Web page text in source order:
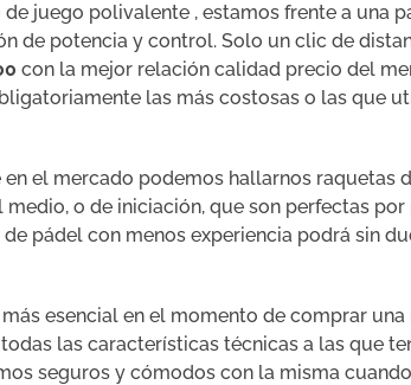
de juego polivalente , estamos frente a una
de potencia y control. Solo un clic de
con la mejor relación calidad precio del
las más costosas o las que
en el mercado podemos hallarnos raquetas
medio, o de iniciación, que son perfectas
pádel con menos experiencia podrá sin
esencial en el momento de comprar
las características técnicas a las que
seguros y cómodos con la misma